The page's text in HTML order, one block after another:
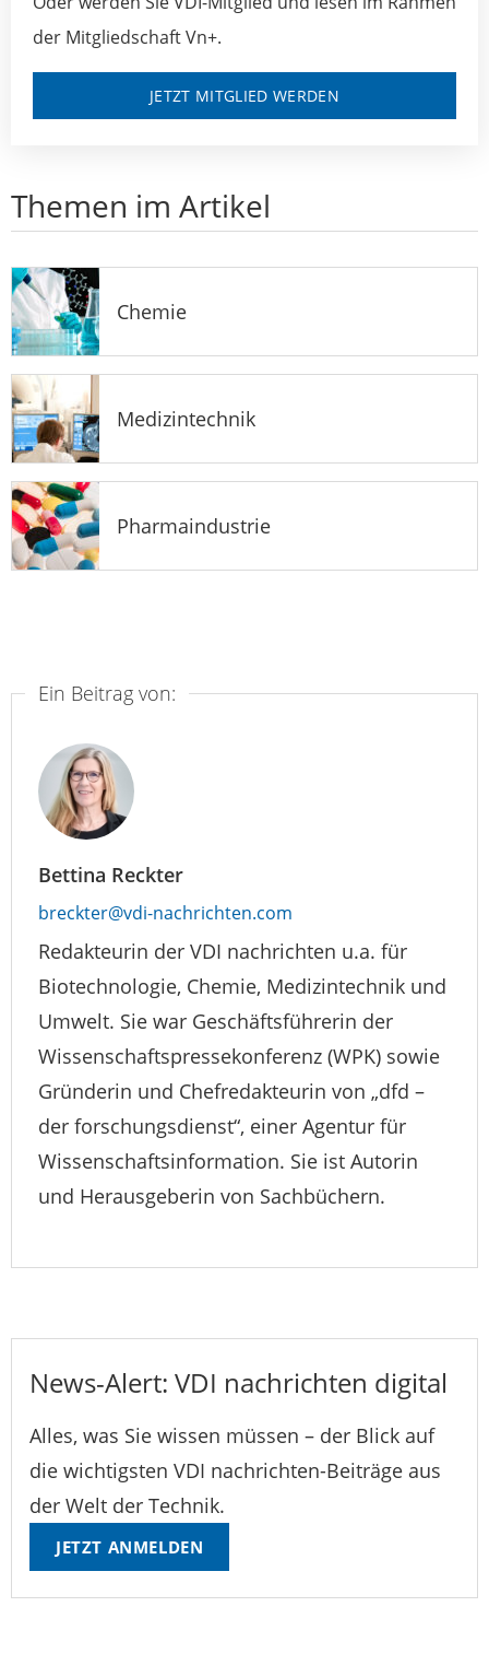
der Mitgliedschaft Vn+.
JETZT MITGLIED WERDEN
Themen im Artikel
Chemie
Medizintechnik
Pharmaindustrie
Ein Beitrag von:
Bettina Reckter
breckter@vdi-nachrichten.com
Redakteurin der VDI nachrichten u.a. für
Biotechnologie, Chemie, Medizintechnik und
Umwelt. Sie war Geschäftsführerin der
Wissenschaftspressekonferenz (WPK) sowie
Gründerin und Chefredakteurin von „dfd –
der forschungsdienst“, einer Agentur für
Wissenschaftsinformation. Sie ist Autorin
und Herausgeberin von Sachbüchern.
News-Alert: VDI nachrichten digital
Alles, was Sie wissen müssen – der Blick auf
die wichtigsten VDI nachrichten-Beiträge aus
der Welt der Technik.
JETZT ANMELDEN